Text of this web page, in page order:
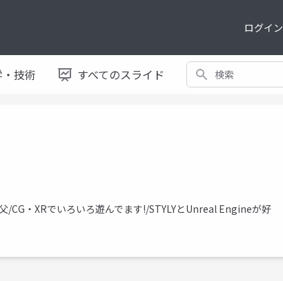
ログイン
技術 すべてのスライド 検索
CG・XRでいろいろ遊んでます!/STYLYとUnreal Engineが好